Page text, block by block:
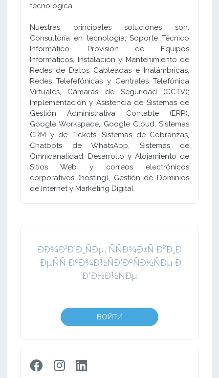
tecnológica.
Nuestras principales soluciones son:
Consultoría en tecnología, Soporte Técnico
Informático, Provisión de Equipos
Informáticos, Instalación y Mantenimiento de
Redes de Datos Cableadas e Inalámbricas,
Redes Telefefónicas y Centrales Telefónica
Virtuales, Cámaras de Seguridad (CCTV);
Implementación y Asistencia de Sistemas de
Gestión Administrativa Contable (ERP),
Google Workspace, Google Cloud, Sistemas
CRM y de Tickets, Sistemas de Cobranzas,
Chatbots de WhatsApp, Sistemas de
Omnicanalidad; Desarrollo y Alojamiento de
Sitios Web y correos electrónicos
corporativos (hosting), Gestión de Dominios
de Internet y Marketing Digital.
ÐÐ¾Ð¹Ð´Ð¸ÑÐµ, ÑÑÐ¾Ð±Ñ Ð²Ð¸Ð
´ÐµÑÑ ÐºÐ¾Ð½ÑÐ°ÐºÑÐ½ÑÐµ Ð
´Ð°Ð½Ð½ÑÐµ.
ВОЙТИ